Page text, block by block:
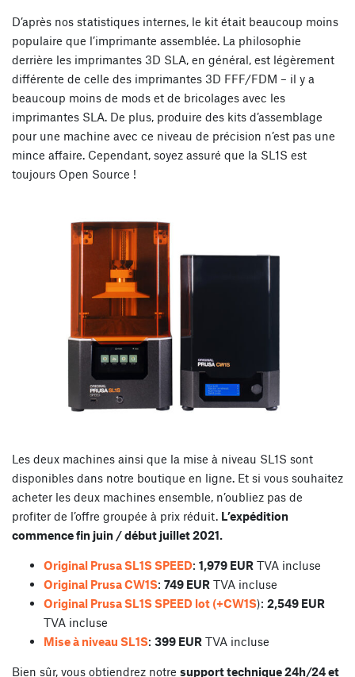
D’après nos statistiques internes, le kit était beaucoup moins
populaire que l’imprimante assemblée. La philosophie
derrière les imprimantes 3D SLA, en général, est légèrement
différente de celle des imprimantes 3D FFF/FDM – il y a
beaucoup moins de mods et de bricolages avec les
imprimantes SLA. De plus, produire des kits d’assemblage
pour une machine avec ce niveau de précision n’est pas une
mince affaire. Cependant, soyez assuré que la SL1S est
toujours Open Source !
Les deux machines ainsi que la mise à niveau SL1S sont
disponibles dans notre boutique en ligne. Et si vous souhaitez
acheter les deux machines ensemble, n’oubliez pas de
profiter de l’offre groupée à prix réduit. L’expédition
commence fin juin / début juillet 2021.
Original Prusa SL1S SPEED: 1,979 EUR TVA incluse
Original Prusa CW1S: 749 EUR TVA incluse
Original Prusa SL1S SPEED lot (+CW1S): 2,549 EUR
TVA incluse
Mise à niveau SL1S: 399 EUR TVA incluse
Bien sûr, vous obtiendrez notre support technique 24h/24 et